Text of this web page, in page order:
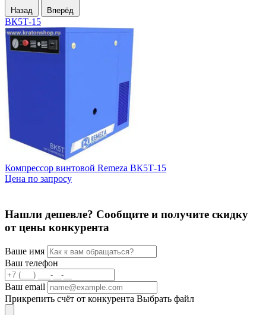
Назад Вперёд
ВК5Т-15
Компрессор винтовой Remeza ВК5Т-15
Цена по запросу
Нашли дешевле? Сообщите и получите скидку
от цены конкурента
Ваше имя
Ваш телефон
Ваш email
Прикрепить счёт от конкурента Выбрать файл